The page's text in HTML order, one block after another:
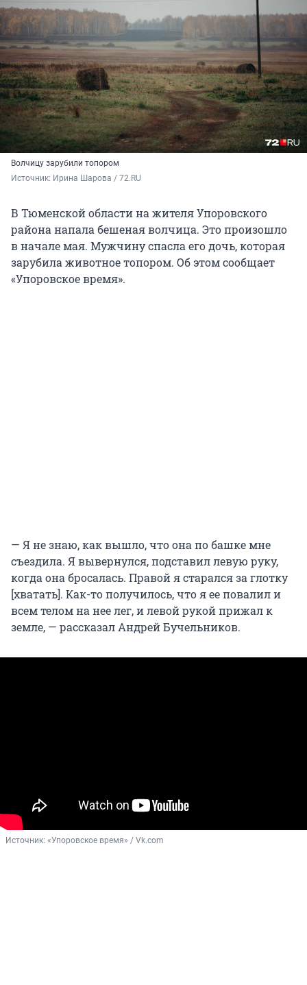
Волчицу зарубили топором
Источник: Ирина Шарова / 72.RU
В Тюменской области на жителя Упоровского
района напала бешеная волчица. Это произошло
в начале мая. Мужчину спасла его дочь, которая
зарубила животное топором. Об этом сообщает
«Упоровское время».
— Я не знаю, как вышло, что она по башке мне
съездила. Я вывернулся, подставил левую руку,
когда она бросалась. Правой я старался за глотку
[хватать]. Как-то получилось, что я ее повалил и
всем телом на нее лег, и левой рукой прижал к
земле, — рассказал Андрей Бучельников.
Источник: «Упоровское время» / Vk.com